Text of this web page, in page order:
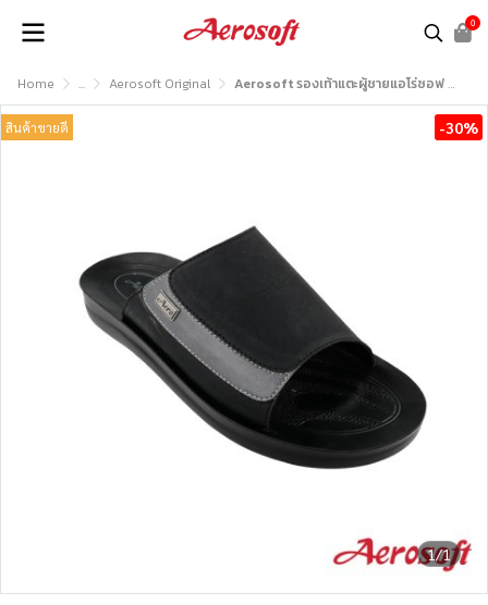
0
Home ... Aerosoft Original Aerosoft รองเท้าแตะผู้ชายแอโร่ซอฟ รุ่น MA4145
1/1
สินค้าขายดี -30%